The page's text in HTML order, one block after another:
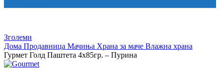
Зголеми
Дома Продавница Мачиња Храна за маче Влажна храна
Гурмет Голд Паштета 4х85гр. – Пурина